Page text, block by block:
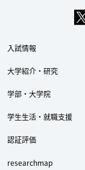
入試情報
大学紹介・研究
学部・大学院
学生生活・就職支援
認証評価
researchmap